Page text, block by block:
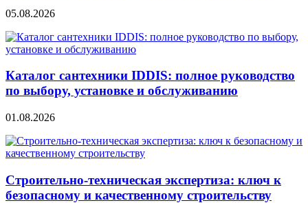
05.08.2026
Каталог сантехники IDDIS: полное руководство
по выбору, установке и обслуживанию
01.08.2026
Строительно‑техническая экспертиза: ключ к
безопасному и качественному строительству